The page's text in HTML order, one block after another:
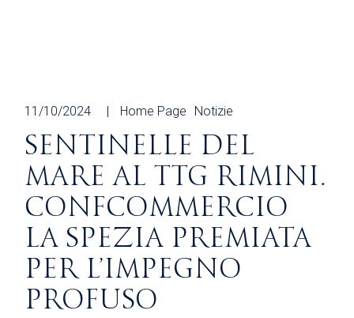
11/10/2024 Home Page Notizie
SENTINELLE DEL
MARE AL TTG RIMINI.
CONFCOMMERCIO
LA SPEZIA PREMIATA
PER L’IMPEGNO
PROFUSO